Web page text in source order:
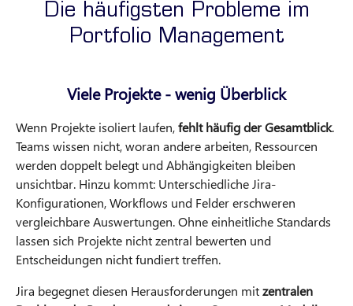
Die häufigsten Probleme im
Portfolio Management
Viele Projekte - wenig Überblick
Wenn Projekte isoliert laufen,fehlt häufig der Gesamtblick.
Teams wissen nicht, woran andere arbeiten, Ressourcen
werden doppelt belegt und Abhängigkeiten bleiben
unsichtbar. Hinzu kommt: Unterschiedliche Jira-
Konfigurationen, Workflows und Felder erschweren
vergleichbare Auswertungen. Ohne einheitliche Standards
lassen sich Projekte nicht zentral bewerten und
Entscheidungen nicht fundiert treffen.
Jira begegnet diesen Herausforderungen mitzentralen